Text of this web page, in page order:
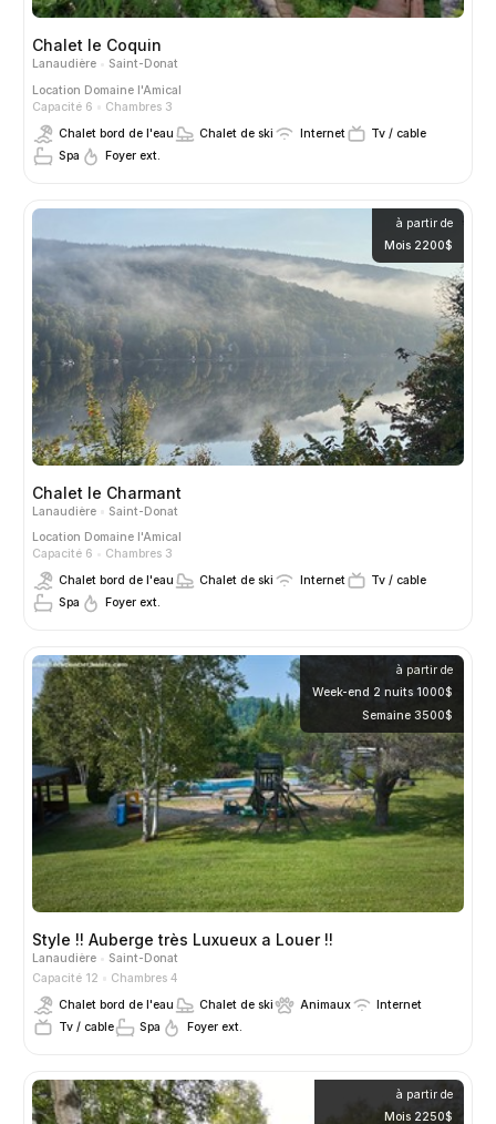
Chalet le Coquin
Lanaudière
Saint-Donat
Location Domaine l'Amical
Capacité 6
Chambres 3
Chalet bord de l'eau
Chalet de ski Internet
Tv / cable
Spa
Foyer ext.
à partir de
Mois 2200$
Chalet le Charmant
Lanaudière
Saint-Donat
Location Domaine l'Amical
Capacité 6
Chambres 3
Chalet bord de l'eau
Chalet de ski Internet
Tv / cable
Spa
Foyer ext.
à partir de
Week-end 2 nuits 1000$
Semaine 3500$
Style !! Auberge très Luxueux a Louer !!
Lanaudière
Saint-Donat
Capacité 12
Chambres 4
Chalet bord de l'eau
Chalet de ski Animaux
Internet
Tv / cable
Spa Foyer ext.
à partir de
Mois 2250$